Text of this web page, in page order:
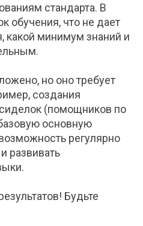
стандарта. В
обучения, что не дает
какой минимум знаний и
но оно требует
создания
(помощников по
основную
регулярно
развивать
Будьте